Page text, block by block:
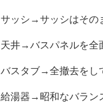
サッシ→サッシはその
天井→バスパネルを全
バスタブ→全撤去をし
給湯器→昭和なバラン